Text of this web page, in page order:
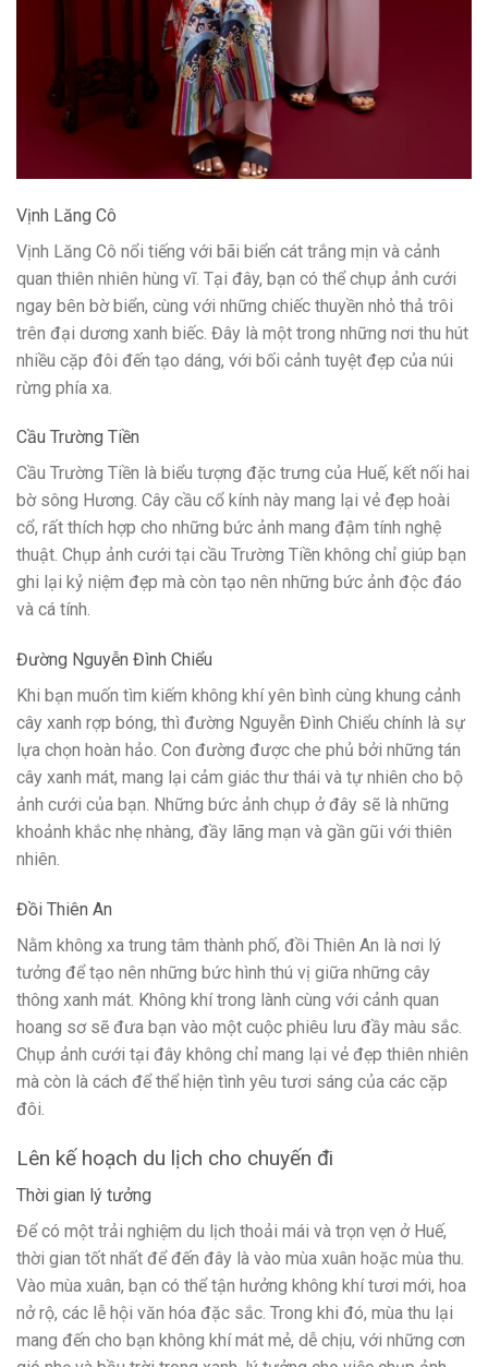
Vịnh Lăng Cô
Vịnh Lăng Cô nổi tiếng với bãi biển cát trắng mịn và cảnh
quan thiên nhiên hùng vĩ. Tại đây, bạn có thể chụp ảnh cưới
ngay bên bờ biển, cùng với những chiếc thuyền nhỏ thả trôi
trên đại dương xanh biếc. Đây là một trong những nơi thu hút
nhiều cặp đôi đến tạo dáng, với bối cảnh tuyệt đẹp của núi
rừng phía xa.
Cầu Trường Tiền
Cầu Trường Tiền là biểu tượng đặc trưng của Huế, kết nối hai
bờ sông Hương. Cây cầu cổ kính này mang lại vẻ đẹp hoài
cổ, rất thích hợp cho những bức ảnh mang đậm tính nghệ
thuật. Chụp ảnh cưới tại cầu Trường Tiền không chỉ giúp bạn
ghi lại kỷ niệm đẹp mà còn tạo nên những bức ảnh độc đáo
và cá tính.
Đường Nguyễn Đình Chiểu
Khi bạn muốn tìm kiếm không khí yên bình cùng khung cảnh
cây xanh rợp bóng, thì đường Nguyễn Đình Chiểu chính là sự
lựa chọn hoàn hảo. Con đường được che phủ bởi những tán
cây xanh mát, mang lại cảm giác thư thái và tự nhiên cho bộ
ảnh cưới của bạn. Những bức ảnh chụp ở đây sẽ là những
khoảnh khắc nhẹ nhàng, đầy lãng mạn và gần gũi với thiên
nhiên.
Đồi Thiên An
Nằm không xa trung tâm thành phố, đồi Thiên An là nơi lý
tưởng để tạo nên những bức hình thú vị giữa những cây
thông xanh mát. Không khí trong lành cùng với cảnh quan
hoang sơ sẽ đưa bạn vào một cuộc phiêu lưu đầy màu sắc.
Chụp ảnh cưới tại đây không chỉ mang lại vẻ đẹp thiên nhiên
mà còn là cách để thể hiện tình yêu tươi sáng của các cặp
đôi.
Lên kế hoạch du lịch cho chuyến đi
Thời gian lý tưởng
Để có một trải nghiệm du lịch thoải mái và trọn vẹn ở Huế,
thời gian tốt nhất để đến đây là vào mùa xuân hoặc mùa thu.
Vào mùa xuân, bạn có thể tận hưởng không khí tươi mới, hoa
nở rộ, các lễ hội văn hóa đặc sắc. Trong khi đó, mùa thu lại
mang đến cho bạn không khí mát mẻ, dễ chịu, với những cơn